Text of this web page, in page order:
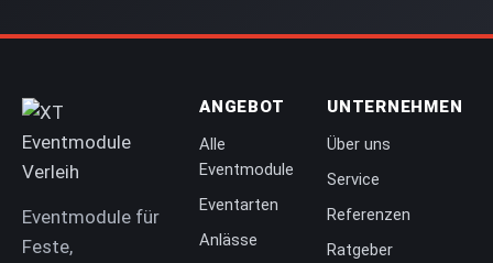
Eventmodule für
Feste,
ANGEBOT
Alle
Eventmodule
Eventarten
Anlässe
UNTERNEHMEN
Über uns
Service
Referenzen
Ratgeber